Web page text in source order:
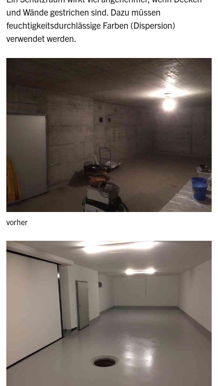
und Wände gestrichen sind. Dazu müssen
feuchtigkeitsdurchlässige Farben (Dispersion)
verwendet werden.
vorher